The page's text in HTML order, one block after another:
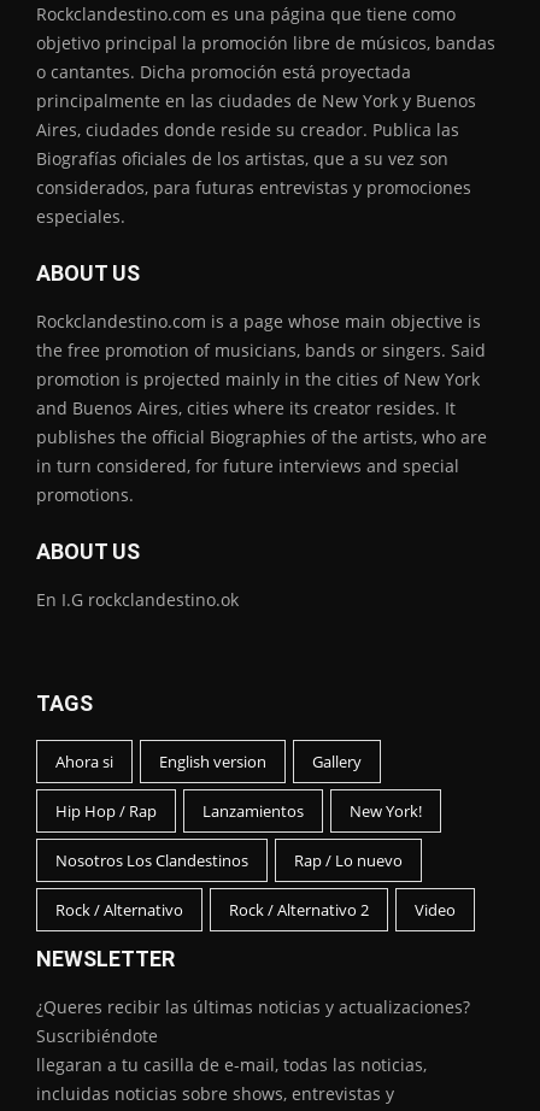
Rockclandestino.com es una página que tiene como
objetivo principal la promoción libre de músicos, bandas
o cantantes. Dicha promoción está proyectada
principalmente en las ciudades de New York y Buenos
Aires, ciudades donde reside su creador. Publica las
Biografías oficiales de los artistas, que a su vez son
considerados, para futuras entrevistas y promociones
especiales.
ABOUT US
Rockclandestino.com is a page whose main objective is
the free promotion of musicians, bands or singers. Said
promotion is projected mainly in the cities of New York
and Buenos Aires, cities where its creator resides. It
publishes the official Biographies of the artists, who are
in turn considered, for future interviews and special
promotions.
ABOUT US
En I.G rockclandestino.ok
TAGS
Ahora si English version Gallery
Hip Hop / Rap Lanzamientos New York!
Nosotros Los Clandestinos Rap / Lo nuevo
Rock / Alternativo Rock / Alternativo 2 Video
NEWSLETTER
¿Queres recibir las últimas noticias y actualizaciones?
Suscribiéndote
llegaran a tu casilla de e-mail, todas las noticias,
incluidas noticias sobre shows, entrevistas y